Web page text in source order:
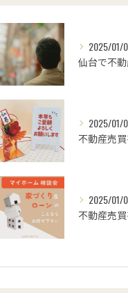
2025/01/
2025/01/
2025/01/